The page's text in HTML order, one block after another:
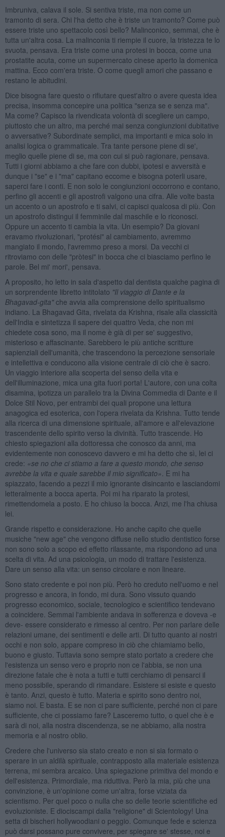
Imbruniva, calava il sole. Si sentiva triste, ma non come un
tramonto di sera. Chi l'ha detto che è triste un tramonto? Come può
essere triste uno spettacolo così bello? Malinconico, semmai, che è
tutta un'altra cosa. La malinconia ti riempie il cuore, la tristezza te lo
svuota, pensava. Era triste come una protesi in bocca, come una
prostatite acuta, come un supermercato cinese aperto la domenica
mattina. Ecco com'era triste. O come quegli amori che passano e
restano le abitudini.
Dice bisogna fare questo o rifiutare quest'altro o avere questa idea
precisa, insomma concepire una politica "senza se e senza ma".
Ma come? Capisco la rivendicata volontà di scegliere un campo,
piuttosto che un altro, ma perché mai senza congiunzioni dubitative
o avversative? Subordinate semplici, ma importanti e mica solo in
analisi logica o grammaticale. Tra tante persone piene di se',
meglio quelle piene di se, ma con cui si può ragionare, pensava.
Tutti i giorni abbiamo a che fare con dubbi, ipotesi e avversità e
dunque i "se" e i "ma" capitano eccome e bisogna poterli usare,
saperci fare i conti. E non solo le congiunzioni occorrono e contano,
perfino gli accenti e gli apostrofi valgono una cifra. Alle volte basta
un accento o un apostrofo e ti salvi, ci capisci qualcosa di più. Con
un apostrofo distingui il femminile dal maschile e lo riconosci.
Oppure un accento ti cambia la vita. Un esempio? Da giovani
eravamo rivoluzionari, "protési" al cambiamento, avremmo
mangiato il mondo, l'avremmo preso a morsi. Da vecchi ci
ritroviamo con delle "pròtesi" in bocca che ci biasciamo perfino le
parole. Bel mi' mori', pensava.
A proposito, ho letto in sala d'aspetto dal dentista qualche pagina di
un sorprendente libretto intitolato "Il viaggio di Dante e la
Bhagavad-gita"che avvia alla comprensione dello spiritualismo
indiano. La Bhagavad Gita, rivelata da Krishna, risale alla classicità
dell'India e sintetizza il sapere dei quattro Veda, che non mi
chiedete cosa sono, ma il nome è già di per se' suggestivo,
misterioso e affascinante. Sarebbero le più antiche scritture
sapienziali dell'umanità, che trascendono la percezione sensoriale
e intellettiva e conducono alla visione centrale di ciò che è sacro.
Un viaggio interiore alla scoperta del senso della vita e
dell'illuminazione, mica una gita fuori porta! L'autore, con una colta
disamina, ipotizza un parallelo tra la Divina Commedia di Dante e il
Dolce Stil Novo, per entrambi dei quali propone una lettura
anagogica ed esoterica, con l'opera rivelata da Krishna. Tutto tende
alla ricerca di una dimensione spirituale, all'amore e all'elevazione
trascendente dello spirito verso la divinità. Tutto trascende. Ho
chiesto spiegazioni alla dottoressa che conosco da anni, ma
evidentemente non conoscevo davvero e mi ha detto che sì, lei ci
crede: «se no che ci stiamo a fare a questo mondo, che senso
avrebbe la vita e quale sarebbe il mio significato» . E mi ha
spiazzato, facendo a pezzi il mio ignorante disincanto e lasciandomi
letteralmente a bocca aperta. Poi mi ha riparato la protesi,
rimettendomela a posto. E ho chiuso la bocca. Anzi, me l'ha chiusa
lei.
Grande rispetto e considerazione. Ho anche capito che quelle
musiche "new age" che vengono diffuse nello studio dentistico forse
non sono solo a scopo ed effetto rilassante, ma rispondono ad una
scelta di vita. Ad una psicologia, un modo di trattare l'esistenza.
Dare un senso alla vita: un senso circolare e non lineare.
Sono stato credente e poi non più. Però ho creduto nell'uomo e nel
progresso e ancora, in fondo, mi dura. Sono vissuto quando
progresso economico, sociale, tecnologico e scientifico tendevano
a coincidere. Semmai l'ambiente andava in sofferenza e doveva -e
deve- essere considerato e rimesso al centro. Per non parlare delle
relazioni umane, dei sentimenti e delle arti. Di tutto quanto ai nostri
occhi e non solo, appare compreso in ciò che chiamiamo bello,
buono e giusto. Tuttavia sono sempre stato portato a credere che
l'esistenza un senso vero e proprio non ce l'abbia, se non una
direzione fatale che è nota a tutti e tutti cerchiamo di pensarci il
meno possibile, sperando di rimandare. Esistere si esiste e questo
è tanto. Anzi, questo è tutto. Materia e spirito sono dentro noi,
siamo noi. E basta. E se non ci pare sufficiente, perché non ci pare
sufficiente, che ci possiamo fare? Lasceremo tutto, o quel che è e
sarà di noi, alla nostra discendenza, se ne abbiamo, alla nostra
memoria e al nostro oblio.
Credere che l'universo sia stato creato e non si sia formato o
sperare in un aldilà spirituale, contrapposto alla materiale esistenza
terrena, mi sembra arcaico. Una spiegazione primitiva del mondo e
dell'esistenza. Primordiale, ma riduttiva. Però la mia, più che una
convinzione, è un'opinione come un'altra, forse viziata da
scientismo. Per quel poco o nulla che so delle teorie scientifiche ed
evoluzioniste. E diociscampi dalla "religione" di Scientology! Una
setta di bischeri hollywoodiani o peggio. Comunque fede e scienza
può darsi possano pure convivere, per spiegare se' stesse, noi e